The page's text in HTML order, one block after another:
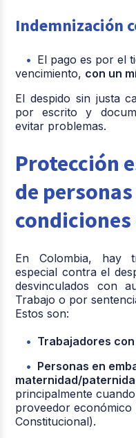
Indemnización
El pago es por el
vencimiento, con un
El despido sin justa
por escrito y
evitar problemas.
Protección
de
En Colombia, hay
especial contra el
desvinculados con
Trabajo o por
Estos son:
Trabajadores
Personas en
maternidad/
principalmente
proveedor económico
Constitucional).